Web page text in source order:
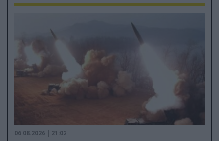
06.08.2026 | 21:02